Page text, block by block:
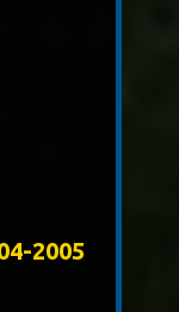
2005